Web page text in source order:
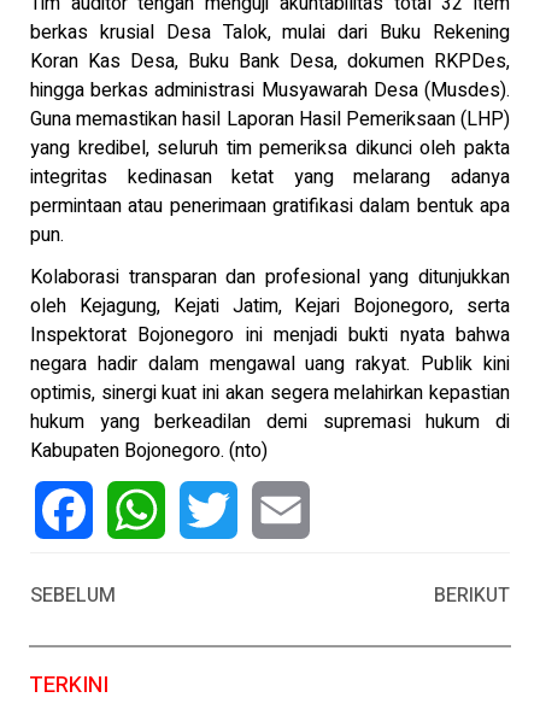
berkas krusial Desa Talok, mulai dari Buku Rekening
Koran Kas Desa, Buku Bank Desa, dokumen RKPDes,
hingga berkas administrasi Musyawarah Desa (Musdes).
Guna memastikan hasil Laporan Hasil Pemeriksaan (LHP)
yang kredibel, seluruh tim pemeriksa dikunci oleh pakta
integritas kedinasan ketat yang melarang adanya
permintaan atau penerimaan gratifikasi dalam bentuk apa
pun.
Kolaborasi transparan dan profesional yang ditunjukkan
oleh Kejagung, Kejati Jatim, Kejari Bojonegoro, serta
Inspektorat Bojonegoro ini menjadi bukti nyata bahwa
negara hadir dalam mengawal uang rakyat. Publik kini
optimis, sinergi kuat ini akan segera melahirkan kepastian
hukum yang berkeadilan demi supremasi hukum di
Kabupaten Bojonegoro. (nto)
SEBELUM
BERIKUT
TERKINI